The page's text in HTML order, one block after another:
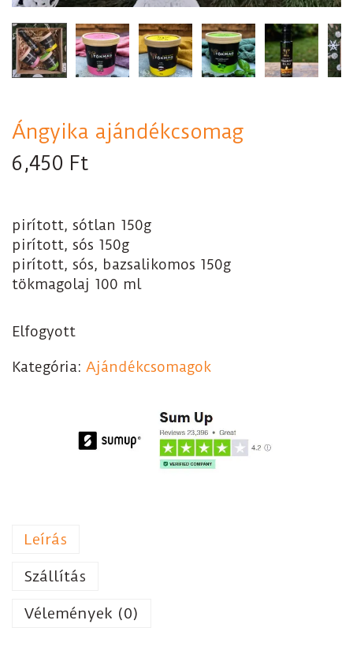
Ángyika ajándékcsomag
6,450 Ft
pirított, sótlan 150g
pirított, sós 150g
pirított, sós, bazsalikomos 150g
tökmagolaj 100 ml
Elfogyott
Kategória: Ajándékcsomagok
Leírás
Szállítás
Vélemények (0)